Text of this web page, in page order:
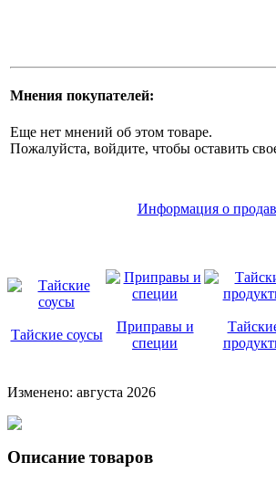
Мнения покупателей:
Еще нет мнений об этом товаре.
Пожалуйста, войдите, чтобы оставить
Информация о
Тайские соусы
Приправы и
специи
Изменено: августа 2026
Описание товаров